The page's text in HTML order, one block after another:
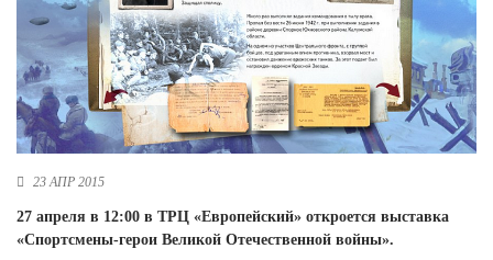
Новосибирская область (3)
Омская область (5)
Республика Башкортостан (3)
Республика Крым (1)
Республика Татарстан (2)
Самарская область (1)
Санкт-Петербург и ЛО (3)
23 АПР 2015
27 апреля в 12:00 в ТРЦ «Европейский» откроется выставка
«Спортсмены-герои Великой Отечественной войны».